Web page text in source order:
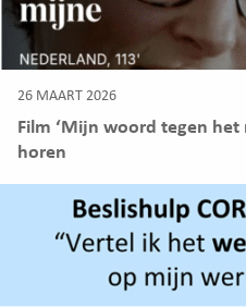
26 MAART 2026
Film ‘Mijn woord tegen het
horen